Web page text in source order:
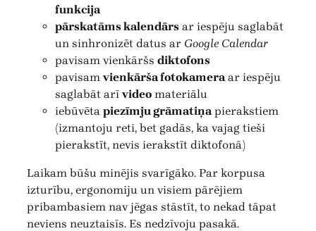
funkcija
pārskatāms kalendārs ar iespēju saglabāt
un sinhronizēt datus ar Google Calendar
pavisam vienkāršs diktofons
pavisamvienkārša fotokameraar iespēju
saglabāt arīvideo materiālu
iebūvēta piezīmju grāmatiņapierakstiem
(izmantoju reti, bet gadās, ka vajag tieši
pierakstīt, nevis ierakstīt diktofonā)
Laikam būšu minējis svarīgāko. Par korpusa
izturību, ergonomiju un visiem pārējiem
pribambasiem nav jēgas stāstīt, to nekad tāpat
neviens neuztaisīs. Es nedzīvoju pasakā.